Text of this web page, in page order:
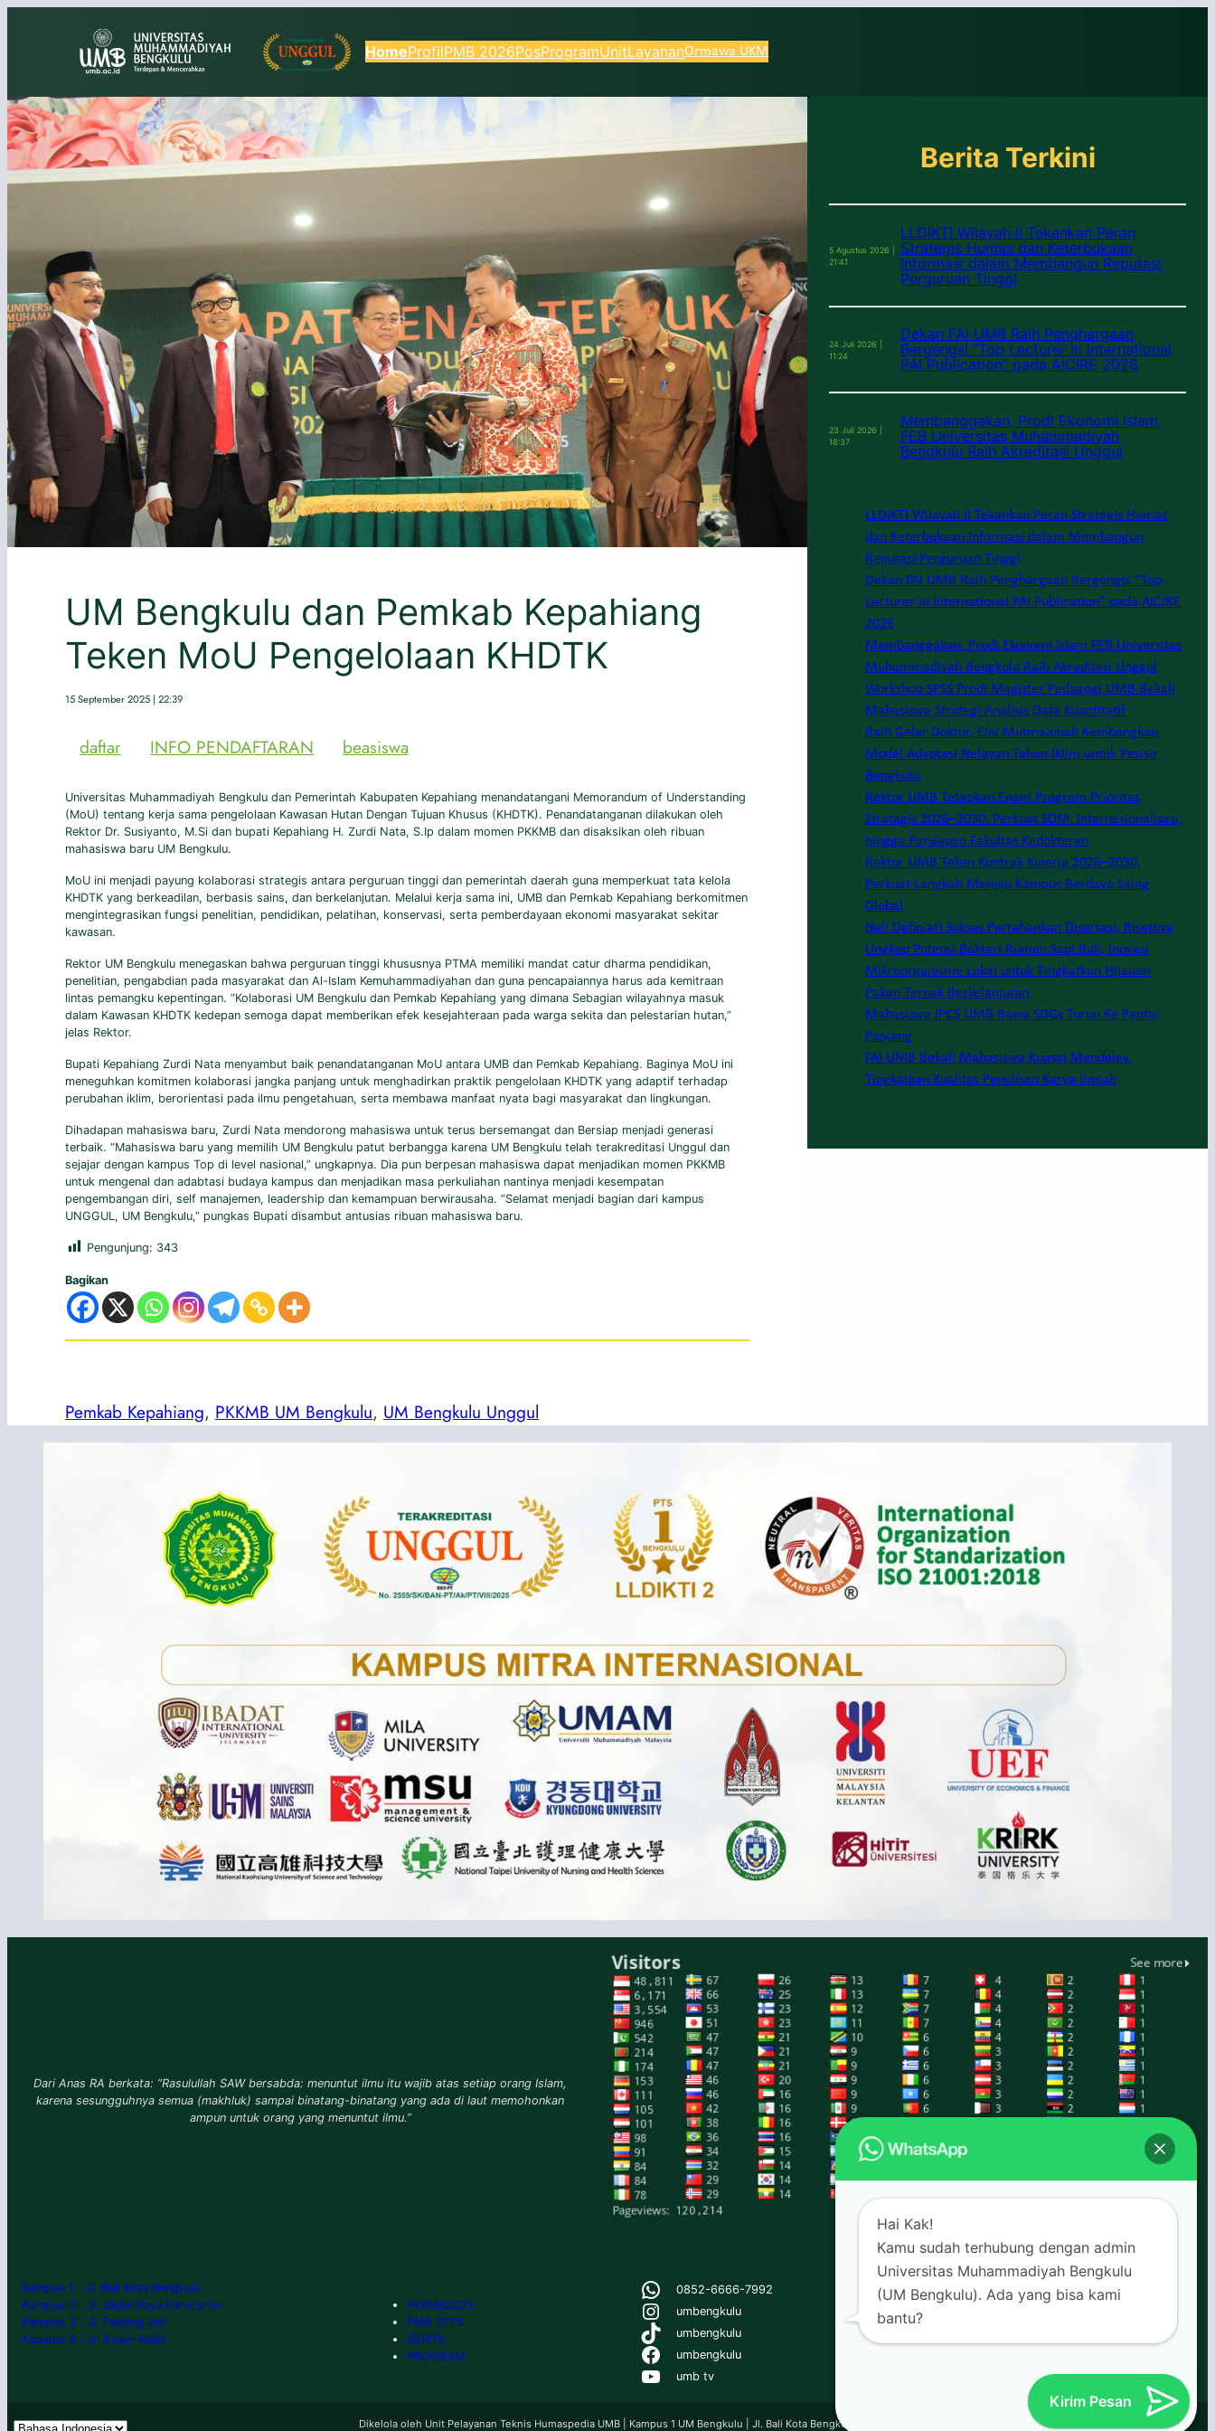
HomeProfilPMB 2026PosProgramUnitLayananOrmawa UKM
UM Bengkulu dan Pemkab Kepahiang
Teken MoU Pengelolaan KHDTK
15 September 2025 | 22:39
daftar INFO PENDAFTARAN beasiswa
Universitas Muhammadiyah Bengkulu dan Pemerintah Kabupaten Kepahiang menandatangani Memorandum of Understanding
(MoU) tentang kerja sama pengelolaan Kawasan Hutan Dengan Tujuan Khusus (KHDTK). Penandatanganan dilakukan oleh
Rektor Dr. Susiyanto, M.Si dan bupati Kepahiang H. Zurdi Nata, S.Ip dalam momen PKKMB dan disaksikan oleh ribuan
mahasiswa baru UM Bengkulu.
MoU ini menjadi payung kolaborasi strategis antara perguruan tinggi dan pemerintah daerah guna memperkuat tata kelola
KHDTK yang berkeadilan, berbasis sains, dan berkelanjutan. Melalui kerja sama ini, UMB dan Pemkab Kepahiang berkomitmen
mengintegrasikan fungsi penelitian, pendidikan, pelatihan, konservasi, serta pemberdayaan ekonomi masyarakat sekitar
kawasan.
Rektor UM Bengkulu menegaskan bahwa perguruan tinggi khususnya PTMA memiliki mandat catur dharma pendidikan,
penelitian, pengabdian pada masyarakat dan Al-Islam Kemuhammadiyahan dan guna pencapaiannya harus ada kemitraan
lintas pemangku kepentingan. “Kolaborasi UM Bengkulu dan Pemkab Kepahiang yang dimana Sebagian wilayahnya masuk
dalam Kawasan KHDTK kedepan semoga dapat memberikan efek kesejahteraan pada warga sekita dan pelestarian hutan,”
jelas Rektor.
Bupati Kepahiang Zurdi Nata menyambut baik penandatanganan MoU antara UMB dan Pemkab Kepahiang. Baginya MoU ini
meneguhkan komitmen kolaborasi jangka panjang untuk menghadirkan praktik pengelolaan KHDTK yang adaptif terhadap
perubahan iklim, berorientasi pada ilmu pengetahuan, serta membawa manfaat nyata bagi masyarakat dan lingkungan.
Dihadapan mahasiswa baru, Zurdi Nata mendorong mahasiswa untuk terus bersemangat dan Bersiap menjadi generasi
terbaik. “Mahasiswa baru yang memilih UM Bengkulu patut berbangga karena UM Bengkulu telah terakreditasi Unggul dan
sejajar dengan kampus Top di level nasional,” ungkapnya. Dia pun berpesan mahasiswa dapat menjadikan momen PKKMB
untuk mengenal dan adabtasi budaya kampus dan menjadikan masa perkuliahan nantinya menjadi kesempatan
pengembangan diri, self manajemen, leadership dan kemampuan berwirausaha. “Selamat menjadi bagian dari kampus
UNGGUL, UM Bengkulu,” pungkas Bupati disambut antusias ribuan mahasiswa baru.
Pengunjung: 343
Bagikan
Pemkab Kepahiang, PKKMB UM Bengkulu, UM Bengkulu Unggul
Berita Terkini
5 Agustus 2026 |
21:41
LLDIKTI Wilayah II Tekankan Peran
Strategis Humas dan Keterbukaan
Informasi dalam Membangun Reputasi
Perguruan Tinggi
24 Juli 2026 |
11:24
Dekan FAI UMB Raih Penghargaan
Bergengsi “Top Lecturer in International
PAI Publication” pada AICIRE 2026
23 Juli 2026 |
18:37
Membanggakan, Prodi Ekonomi Islam
FEB Universitas Muhammadiyah
Bengkulu Raih Akreditasi Unggul
LLDIKTI Wilayah II Tekankan Peran Strategis Humas
dan Keterbukaan Informasi dalam Membangun
Reputasi Perguruan Tinggi
Dekan FAI UMB Raih Penghargaan Bergengsi “Top
Lecturer in International PAI Publication” pada AICIRE
2026
Membanggakan, Prodi Ekonomi Islam FEB Universitas
Muhammadiyah Bengkulu Raih Akreditasi Unggul
Workshop SPSS Prodi Magister Pedagogi UMB Bekali
Mahasiswa Strategi Analisis Data Kuantitatif
Raih Gelar Doktor, Elni Mutmainnah Kembangkan
Model Adaptasi Nelayan Tahan Iklim untuk Pesisir
Bengkulu
Rektor UMB Tetapkan Enam Program Prioritas
Strategis 2026–2030: Perkuat SDM, Internasionalisasi,
hingga Persiapan Fakultas Kedokteran
Rektor UMB Teken Kontrak Kinerja 2026–2030,
Perkuat Langkah Menuju Kampus Berdaya Saing
Global
Neli Definiati Sukses Pertahankan Disertasi, Risetnya
Ungkap Potensi Bakteri Rumen Sapi Bali, Inovasi
Mikroorganisme Lokal untuk Tingkatkan Hijauan
Pakan Ternak Berkelanjutan
Mahasiswa IPCS UMB Bawa SDGs Turun Ke Pantai
Panjang
FAI UMB Bekali Mahasiswa Kuasai Mendeley,
Tingkatkan Kualitas Penulisan Karya Ilmiah
Dari Anas RA berkata: “Rasulullah SAW bersabda: menuntut ilmu itu wajib atas setiap orang Islam,
karena sesungguhnya semua (makhluk) sampai binatang-binatang yang ada di laut memohonkan
ampun untuk orang yang menuntut ilmu.”
Kampus 1 : Jl. Bali Kota Bengkulu
Kampus 2 : Jl. Salak Raya Panorama
Kampus 3 : Jl. Padang Jati
Kampus 4 : Jl. Adam Malik
PKKMB2025
PMB 2025
BERITA
PROGRAM
WhatsApp 0852-6666-7992
Instagram umbengkulu
TikTok umbengkulu
Facebook umbengkulu
YouTube umb tv
Dikelola oleh Unit Pelayanan Teknis Humaspedia UMB | Kampus 1 UM Bengkulu | Jl. Bali Kota Bengkulu
Kirim Pesan
Hai Kak!
Kamu sudah terhubung dengan admin
Universitas Muhammadiyah Bengkulu
(UM Bengkulu). Ada yang bisa kami
bantu?